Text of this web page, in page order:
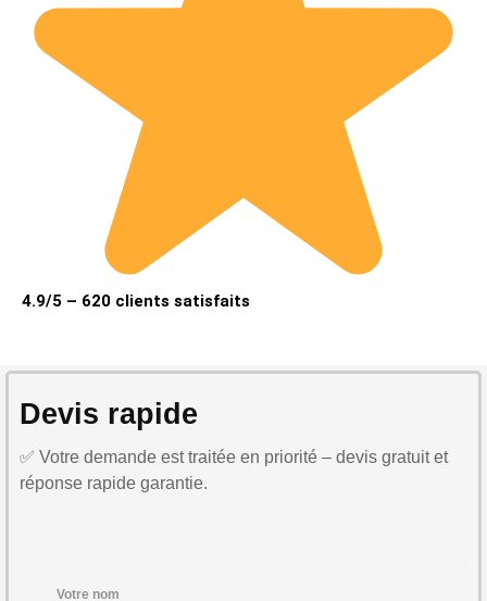
4.9/5 – 620 clients satisfaits
Devis rapide
✅ Votre demande est traitée en priorité – devis gratuit et
réponse rapide garantie.
Votre nom